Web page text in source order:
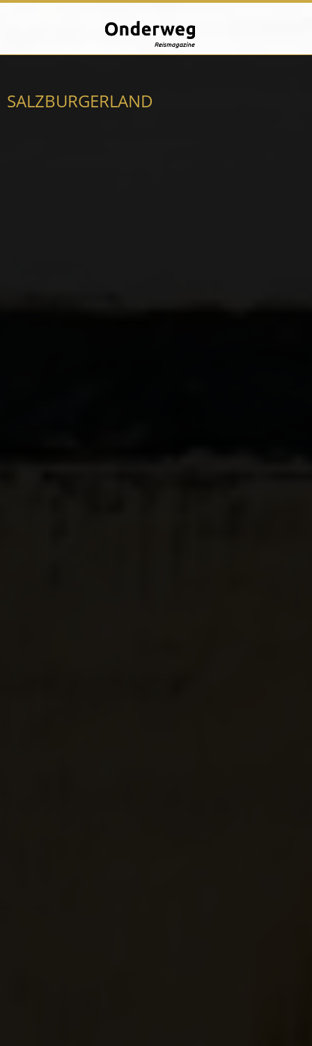
SALZBURGERLAND